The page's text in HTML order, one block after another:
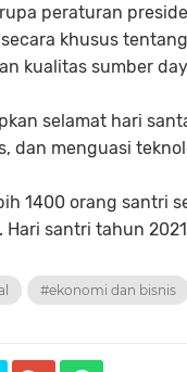
peraturan
khusus
kualitas sumber
selamat hari
dan menguasi
1400 orang santri
Hari santri tahun
#ekonomi dan bisnis